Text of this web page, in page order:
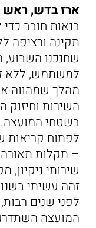
ארז בדש, ראש
בנאות חובב
תקינה ורציפה
שחנכנו השבוע,
למשתמש, ללא
מהלך שמהווה
השירות וחיזוק
בשטחי
– תקלות
שירותי ניקיון,
זהה עשיתי
לפני שנים
המועצה